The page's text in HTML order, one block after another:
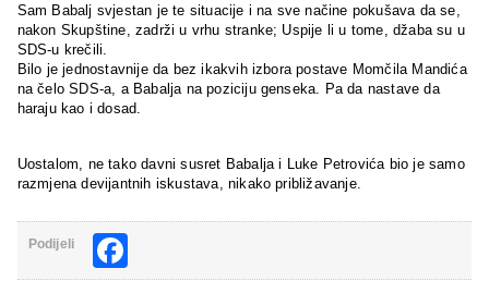
Sam Babalj svjestan je te situacije i na sve načine pokušava da se,
nakon Skupštine, zadrži u vrhu stranke; Uspije li u tome, džaba su u
SDS-u krečili.
Bilo je jednostavnije da bez ikakvih izbora postave Momčila Mandića
na čelo SDS-a, a Babalja na poziciju genseka. Pa da nastave da
haraju kao i dosad.
Uostalom, ne tako davni susret Babalja i Luke Petrovića bio je samo
razmjena devijantnih iskustava, nikako približavanje.
Podijeli